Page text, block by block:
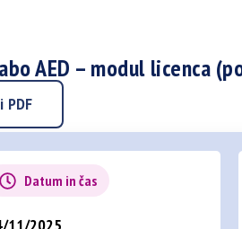
AED – modul licenca
PDF
Datum in čas